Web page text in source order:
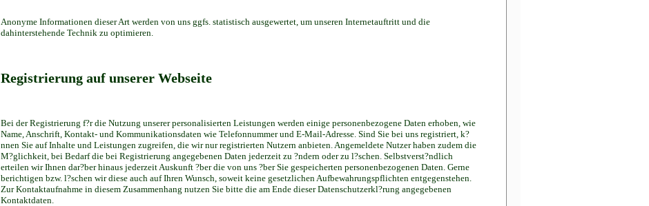
Anonyme Informationen dieser Art werden von uns ggfs. statistisch ausgewertet, um unseren Internetauftritt und die
dahinterstehende Technik zu optimieren.
Registrierung auf unserer Webseite
Bei der Registrierung f?r die Nutzung unserer personalisierten Leistungen werden einige personenbezogene Daten erhoben, wie
Name, Anschrift, Kontakt- und Kommunikationsdaten wie Telefonnummer und E-Mail-Adresse. Sind Sie bei uns registriert, k?
nnen Sie auf Inhalte und Leistungen zugreifen, die wir nur registrierten Nutzern anbieten. Angemeldete Nutzer haben zudem die
M?glichkeit, bei Bedarf die bei Registrierung angegebenen Daten jederzeit zu ?ndern oder zu l?schen. Selbstverst?ndlich
erteilen wir Ihnen dar?ber hinaus jederzeit Auskunft ?ber die von uns ?ber Sie gespeicherten personenbezogenen Daten. Gerne
berichtigen bzw. l?schen wir diese auch auf Ihren Wunsch, soweit keine gesetzlichen Aufbewahrungspflichten entgegenstehen.
Zur Kontaktaufnahme in diesem Zusammenhang nutzen Sie bitte die am Ende dieser Datenschutzerkl?rung angegebenen
Kontaktdaten.